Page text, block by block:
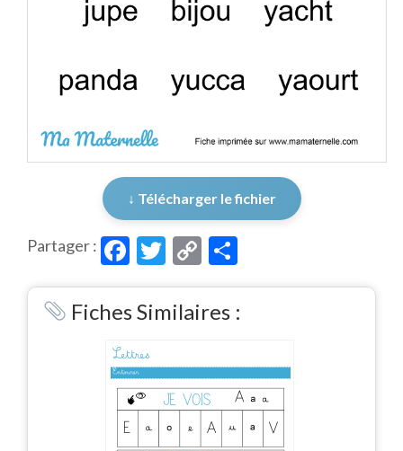
↓ Télécharger le fichier
Partager : Facebook
Twitter
Copy
Link
Fiches Similaires :